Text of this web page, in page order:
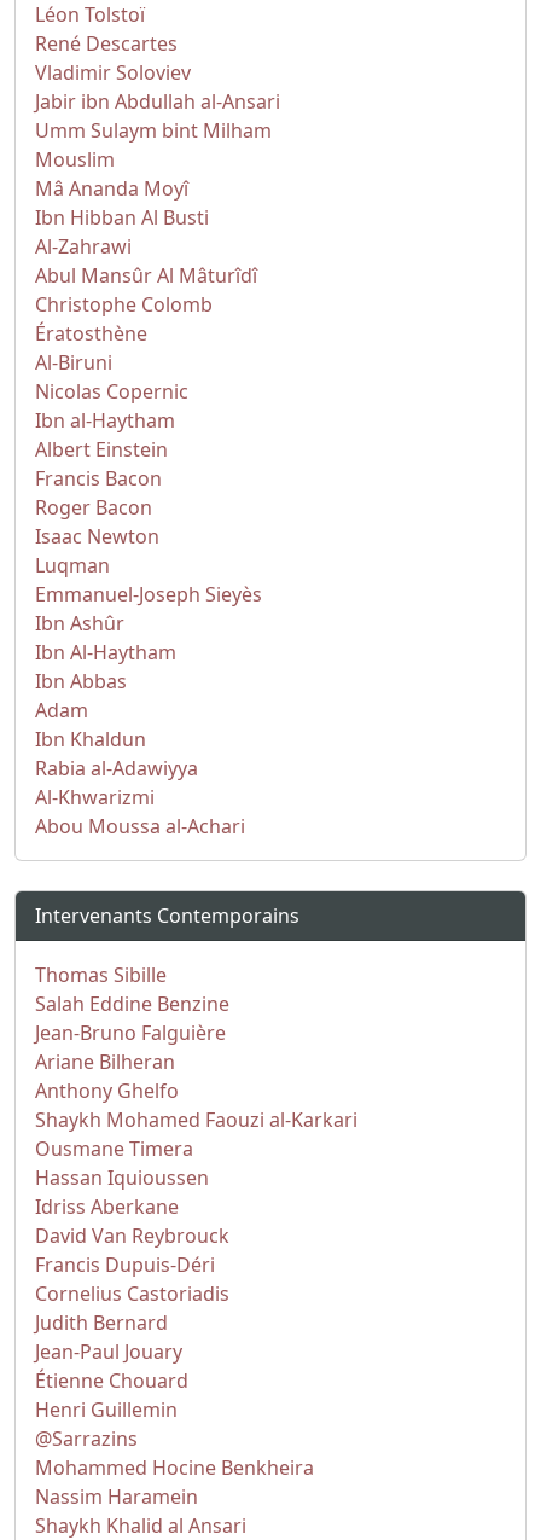
Léon Tolstoï
René Descartes
Vladimir Soloviev
Jabir ibn Abdullah al-Ansari
Umm Sulaym bint Milham
Mouslim
Mâ Ananda Moyî
Ibn Hibban Al Busti
Al-Zahrawi
Abul Mansûr Al Mâturîdî
Christophe Colomb
Ératosthène
Al-Biruni
Nicolas Copernic
Ibn al-Haytham
Albert Einstein
Francis Bacon
Roger Bacon
Isaac Newton
Luqman
Emmanuel-Joseph Sieyès
Ibn Ashûr
Ibn Al-Haytham
Ibn Abbas
Adam
Ibn Khaldun
Rabia al-Adawiyya
Al-Khwarizmi
Abou Moussa al-Achari
Intervenants Contemporains
Thomas Sibille
Salah Eddine Benzine
Jean-Bruno Falguière
Ariane Bilheran
Anthony Ghelfo
Shaykh Mohamed Faouzi al-Karkari
Ousmane Timera
Hassan Iquioussen
Idriss Aberkane
David Van Reybrouck
Francis Dupuis-Déri
Cornelius Castoriadis
Judith Bernard
Jean-Paul Jouary
Étienne Chouard
Henri Guillemin
@Sarrazins
Mohammed Hocine Benkheira
Nassim Haramein
Shaykh Khalid al Ansari